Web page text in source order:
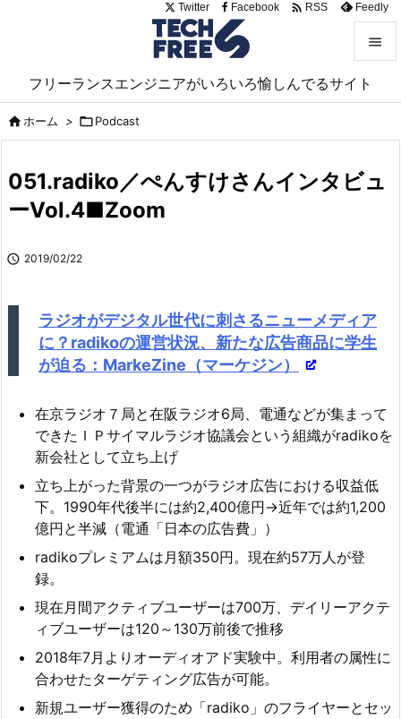
フリーランスエンジニアがいろいろ愉しんでるサイト


サイド
前へ
Twitter Facebook  RSS Feedly
ホーム > Podcast
051.radiko／ぺんすけさんインタビュ
ーVol.4■Zoom
 2019/02/22
ラジオがデジタル世代に刺さるニューメディア
に？radikoの運営状況、新たな広告商品に学生
が迫る：MarkeZine（マーケジン）
在京ラジオ７局と在阪ラジオ6局、電通などが集まって
できたＩＰサイマルラジオ協議会という組織がradikoを
新会社として立ち上げ
立ち上がった背景の一つがラジオ広告における収益低
下。1990年代後半には約2,400億円→近年では約1,200
億円と半減（電通「日本の広告費」）
radikoプレミアムは月額350円。現在約57万人が登
録。
現在月間アクティブユーザーは700万、デイリーアクテ
ィブユーザーは120～130万前後で推移
2018年7月よりオーディオアド実験中。利用者の属性に
合わせたターゲティング広告が可能。
新規ユーザー獲得のため「radiko」のフライヤーとセッ